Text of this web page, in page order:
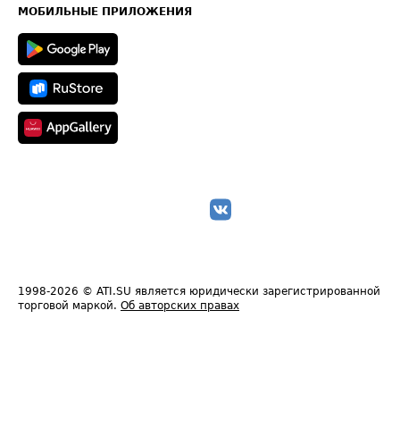
Техническая информация
МОБИЛЬНЫЕ ПРИЛОЖЕНИЯ
1998-2026 © ATI.SU является юридически зарегистрированной
торговой маркой. Об авторских правах